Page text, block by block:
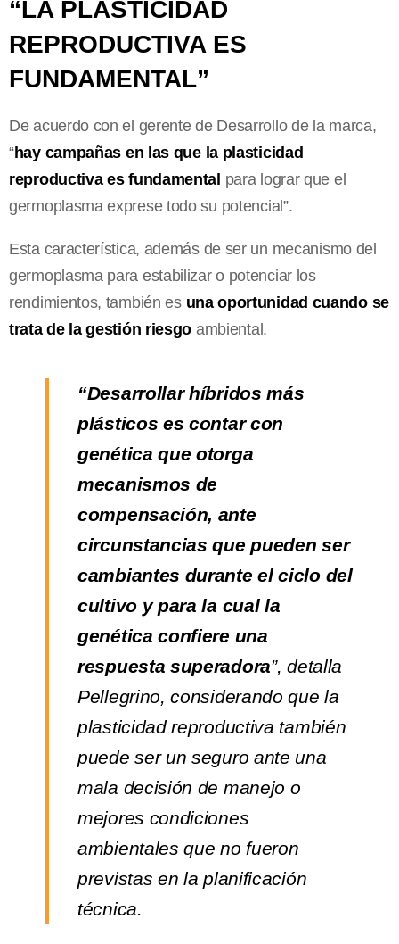
“LA PLASTICIDAD
REPRODUCTIVA ES
FUNDAMENTAL”
De acuerdo con el gerente de Desarrollo de la marca,
“hay campañas en las que la plasticidad
reproductiva es fundamental para lograr que el
germoplasma exprese todo su potencial”.
Esta característica, además de ser un mecanismo del
germoplasma para estabilizar o potenciar los
rendimientos, también es una oportunidad cuando se
trata de la gestión riesgo ambiental.
“Desarrollar híbridos más
plásticos es contar con
genética que otorga
mecanismos de
compensación, ante
circunstancias que pueden ser
cambiantes durante el ciclo del
cultivo y para la cual la
genética confiere una
respuesta superadora”, detalla
Pellegrino, considerando que la
plasticidad reproductiva también
puede ser un seguro ante una
mala decisión de manejo o
mejores condiciones
ambientales que no fueron
previstas en la planificación
técnica.